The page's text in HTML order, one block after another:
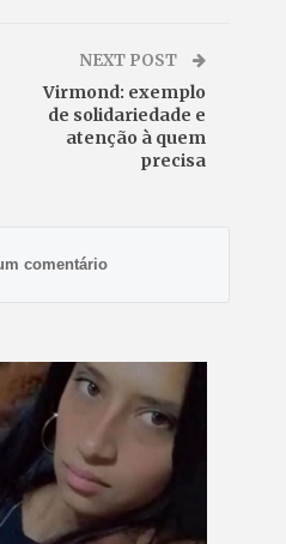
NEXT POST
Virmond: exemplo
de solidariedade e
atenção à quem
precisa
comentário